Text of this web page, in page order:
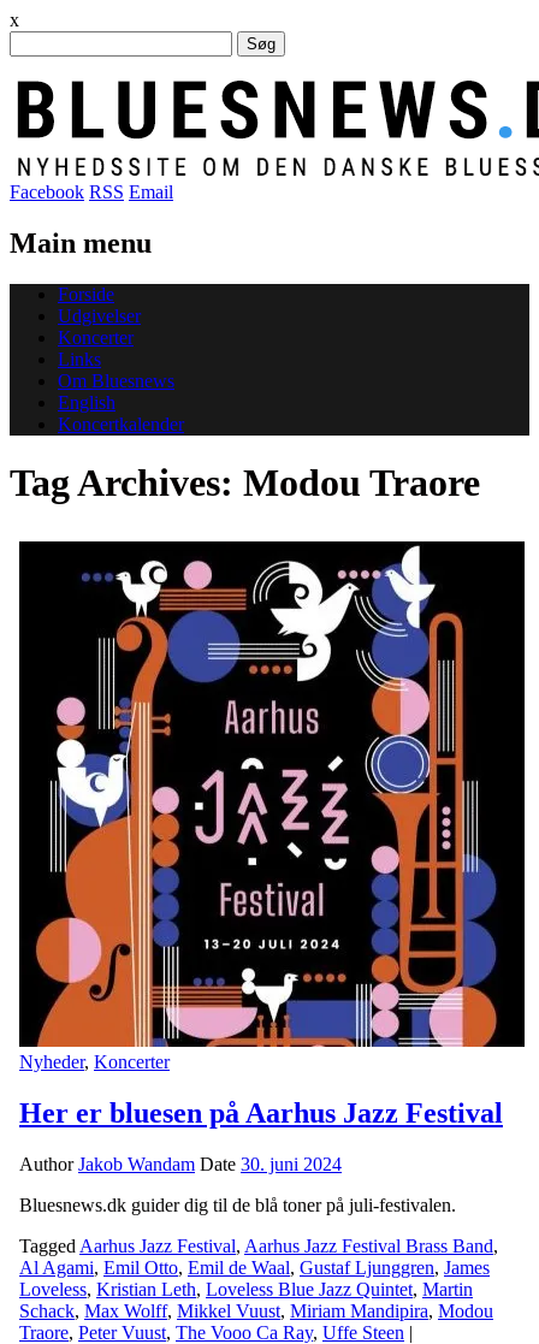
x
efter:
Facebook RSS Email
Main menu
Skip
content
Forside
Udgivelser
Koncerter
Links
Om Bluesnews
English
Koncertkalender
Tag Archives: Modou Traore
Nyheder, Koncerter
Her er bluesen på Aarhus Jazz Festival
AuthorJakob Wandam Date 30. juni 2024
Bluesnews.dk guider dig til de blå toner på juli-festivalen.
Tagged Aarhus Jazz Festival, Aarhus Jazz Festival Brass Band,
Al Agami, Emil Otto, Emil de Waal, Gustaf Ljunggren, James
Loveless, Kristian Leth, Loveless Blue Jazz Quintet, Martin
Schack, Max Wolff, Mikkel Vuust, Miriam Mandipira, Modou
Traore, Peter Vuust, The Vooo Ca Ray, Uffe Steen |